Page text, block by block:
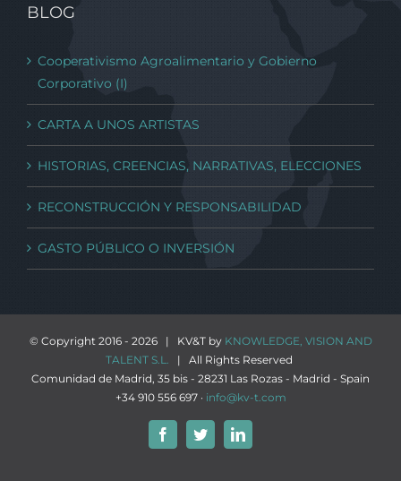
BLOG
Cooperativismo Agroalimentario y Gobierno
Corporativo (I)
CARTA A UNOS ARTISTAS
HISTORIAS, CREENCIAS, NARRATIVAS, ELECCIONES
RECONSTRUCCIÓN Y RESPONSABILIDAD
GASTO PÚBLICO O INVERSIÓN
© Copyright 2016 - 2026 | KV&T by KNOWLEDGE, VISION AND
TALENT S.L.
| All Rights Reserved
Comunidad de Madrid, 35 bis - 28231 Las Rozas - Madrid - Spain
+34 910 556 697 · info@kv-t.com
FacebookTwitterLinkedIn